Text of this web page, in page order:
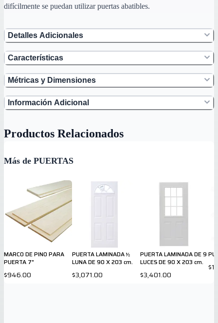
difícilmente se puedan utilizar puertas abatibles.
Detalles Adicionales
Características
Métricas y Dimensiones
Información Adicional
Productos Relacionados
Más de PUERTAS
MARCO DE PINO PARA
PUERTA 7"
$946.00
PUERTA LAMINADA ½
LUNA DE 90 X 203 cm.
$3,071.00
PUERTA LAMINADA DE 9
LUCES DE 90 X 203 cm.
$3,401.00